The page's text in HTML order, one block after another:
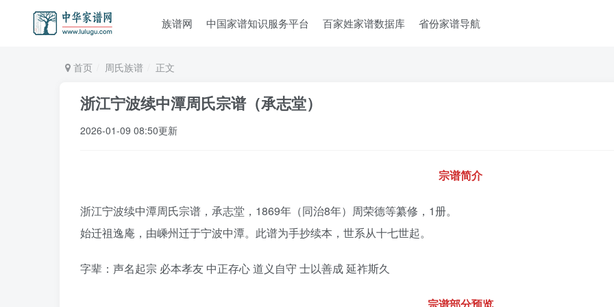
族谱网 中国家谱知识服务平台 百家姓家谱数据库 省份家谱导航
首页 周氏族谱 正文
浙江宁波续中潭周氏宗谱（承志堂）
2026-01-09 08:50更新
宗谱简介
浙江宁波续中潭周氏宗谱，承志堂，1869年（同治8年）周荣德等纂修，1册。
始迁祖逸庵，由嵊州迁于宁波中潭。此谱为手抄续本，世系从十七世起。
字辈：声名起宗 必本孝友 中正存心 道义自守 士以善成 延祚斯久